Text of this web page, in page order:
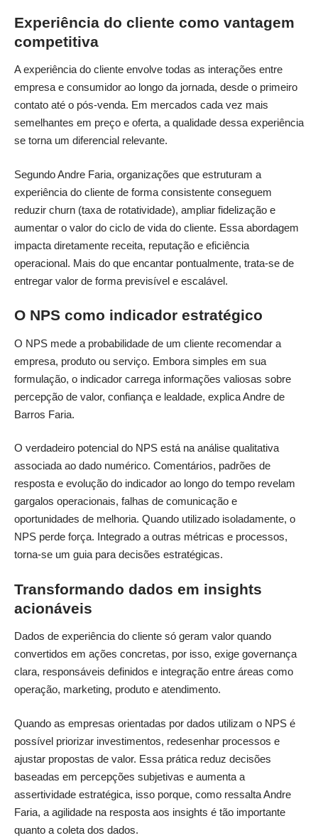
Experiência do cliente como vantagem
competitiva
A experiência do cliente envolve todas as interações entre
empresa e consumidor ao longo da jornada, desde o primeiro
contato até o pós-venda. Em mercados cada vez mais
semelhantes em preço e oferta, a qualidade dessa experiência
se torna um diferencial relevante.
Segundo Andre Faria, organizações que estruturam a
experiência do cliente de forma consistente conseguem
reduzir churn (taxa de rotatividade), ampliar fidelização e
aumentar o valor do ciclo de vida do cliente. Essa abordagem
impacta diretamente receita, reputação e eficiência
operacional. Mais do que encantar pontualmente, trata-se de
entregar valor de forma previsível e escalável.
O NPS como indicador estratégico
O NPS mede a probabilidade de um cliente recomendar a
empresa, produto ou serviço. Embora simples em sua
formulação, o indicador carrega informações valiosas sobre
percepção de valor, confiança e lealdade, explica Andre de
Barros Faria.
O verdadeiro potencial do NPS está na análise qualitativa
associada ao dado numérico. Comentários, padrões de
resposta e evolução do indicador ao longo do tempo revelam
gargalos operacionais, falhas de comunicação e
oportunidades de melhoria. Quando utilizado isoladamente, o
NPS perde força. Integrado a outras métricas e processos,
torna-se um guia para decisões estratégicas.
Transformando dados em insights
acionáveis
Dados de experiência do cliente só geram valor quando
convertidos em ações concretas, por isso, exige governança
clara, responsáveis definidos e integração entre áreas como
operação, marketing, produto e atendimento.
Quando as empresas orientadas por dados utilizam o NPS é
possível priorizar investimentos, redesenhar processos e
ajustar propostas de valor. Essa prática reduz decisões
baseadas em percepções subjetivas e aumenta a
assertividade estratégica, isso porque, como ressalta Andre
Faria, a agilidade na resposta aos insights é tão importante
quanto a coleta dos dados.